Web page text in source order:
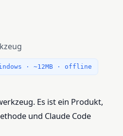
· ~12MB · offline
Es ist ein Produkt,
und Claude Code